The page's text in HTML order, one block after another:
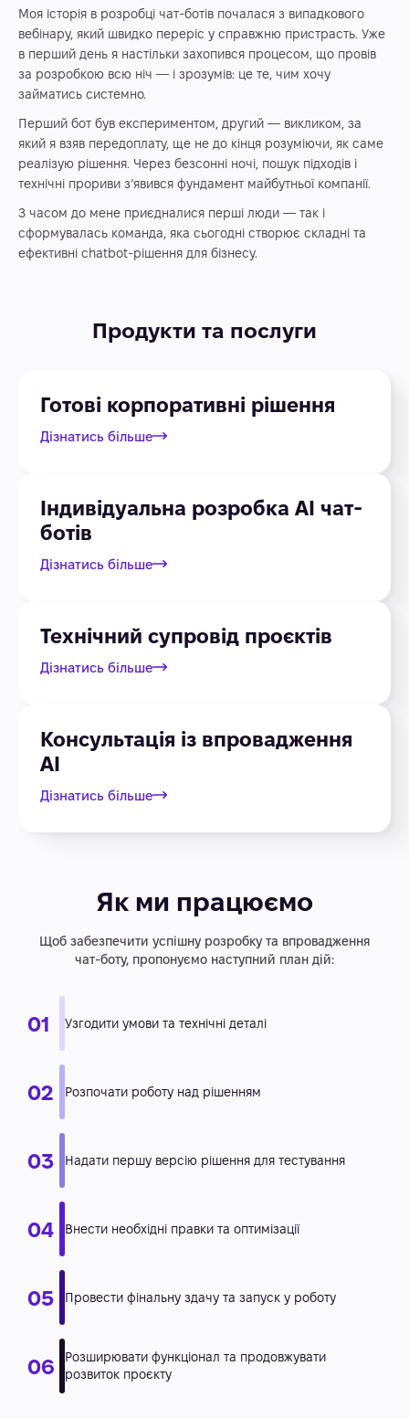
Моя історія в розробці чат-ботів почалася з випадкового
вебінару, який швидко переріс у справжню пристрасть. Уже
в перший день я настільки захопився процесом, що провів
за розробкою всю ніч — і зрозумів: це те, чим хочу
займатись системно.
Перший бот був експериментом, другий — викликом, за
який я взяв передоплату, ще не до кінця розуміючи, як саме
реалізую рішення. Через безсонні ночі, пошук підходів і
технічні прориви з’явився фундамент майбутньої компанії.
З часом до мене приєдналися перші люди — так і
сформувалась команда, яка сьогодні створює складні та
ефективні chatbot-рішення для бізнесу.
Продукти та послуги
Готові корпоративні рішення
Дізнатись більше
Індивідуальна розробка AI чат-
ботів
Дізнатись більше
Технічний супровід проєктів
Дізнатись більше
Консультація із впровадження
AI
Дізнатись більше
Як ми працюємо
Щоб забезпечити успішну розробку та впровадження
чат-боту, пропонуємо наступний план дій: